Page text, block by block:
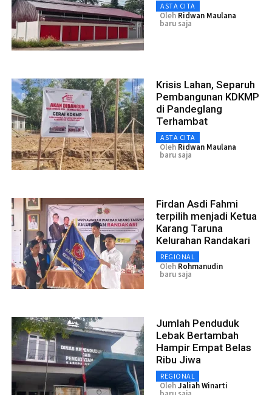
ASTA CITA
Oleh Ridwan Maulana
baru saja
Krisis Lahan, Separuh
Pembangunan KDKMP
di Pandeglang
Terhambat
ASTA CITA
Oleh Ridwan Maulana
baru saja
Firdan Asdi Fahmi
terpilih menjadi Ketua
Karang Taruna
Kelurahan Randakari
REGIONAL
Oleh Rohmanudin
baru saja
Jumlah Penduduk
Lebak Bertambah
Hampir Empat Belas
Ribu Jiwa
REGIONAL
OlehJaliah Winarti